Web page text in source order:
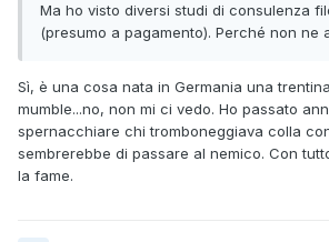
Ma ho visto diversi studi di consulenza
(presumo a pagamento). Perché non ne
Sì, è una cosa nata in Germania una
mumble...no, non mi ci vedo. Ho passato
spernacchiare chi tromboneggiava colla
sembrerebbe di passare al nemico. Con
la fame.